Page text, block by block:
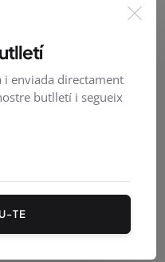
i enviada directament
butlletí i segueix
TE